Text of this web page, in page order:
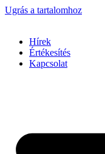
Ugrás a tartalomhoz
Hírek
Értékesítés
Kapcsolat